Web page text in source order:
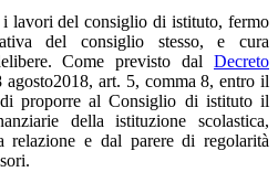
i lavori del consiglio di istituto, fermo
del consiglio stesso, e cura
Come previsto dal Decreto
art. 5, comma 8, entro il
proporre al Consiglio di istituto il
della istituzione scolastica,
relazione e dal parere di regolarità